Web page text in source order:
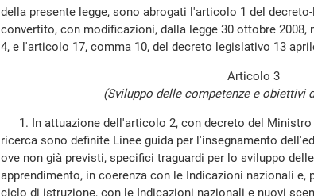
della presente legge, sono abrogati l'articolo 1 del decreto-
convertito, con modificazioni, dalla legge 30 ottobre
4, e l'articolo 17, comma 10, del decreto legislativo 13
Articolo 3
(Sviluppo delle competenze e obiettivi
1. In attuazione dell'articolo 2, con decreto del Ministro
ricerca sono definite Linee guida per l'insegnamento
ove non già previsti, specifici traguardi per lo sviluppo
apprendimento, in coerenza con le Indicazioni nazionali
ciclo di istruzione, con le Indicazioni nazionali e nuovi